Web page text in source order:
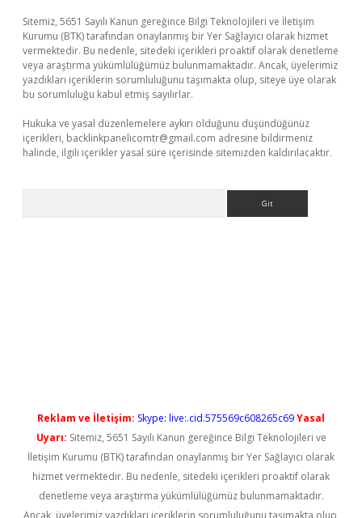
Sitemiz, 5651 Sayılı Kanun gereğince Bilgi Teknolojileri ve İletişim
Kurumu (BTK) tarafından onaylanmış bir Yer Sağlayıcı olarak hizmet
vermektedir. Bu nedenle, sitedeki içerikleri proaktif olarak denetleme
veya araştırma yükümlülüğümüz bulunmamaktadır. Ancak, üyelerimiz
yazdıkları içeriklerin sorumluluğunu taşımakta olup, siteye üye olarak
bu sorumluluğu kabul etmiş sayılırlar.
Hukuka ve yasal düzenlemelere aykırı olduğunu düşündüğünüz
içerikleri, backlinkpanelicomtr@gmail.com adresine bildirmeniz
halinde, ilgili içerikler yasal süre içerisinde sitemizden kaldırılacaktır.
Reklam ve İletişim: Skype: live:.cid.575569c608265c69Yasal
Uyarı: Sitemiz, 5651 Sayılı Kanun gereğince Bilgi Teknolojileri ve
İletişim Kurumu (BTK) tarafından onaylanmış bir Yer Sağlayıcı olarak
hizmet vermektedir. Bu nedenle, sitedeki içerikleri proaktif olarak
denetleme veya araştırma yükümlülüğümüz bulunmamaktadır.
Ancak, üyelerimiz yazdıkları içeriklerin sorumluluğunu taşımakta olup,